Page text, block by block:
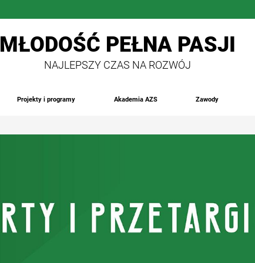
MŁODOŚĆ PEŁNA PASJI
NAJLEPSZY CZAS NA ROZWÓJ
Projekty i programy Akademia AZS Zawody